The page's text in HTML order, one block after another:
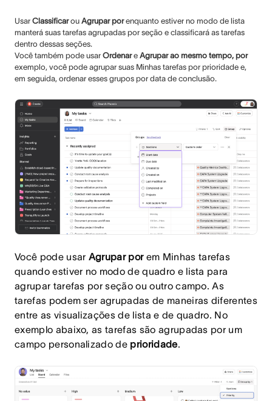
Usar Classificarou Agrupar porenquanto estiver no modo de lista
manterá suas tarefas agrupadas por seção e classificará as tarefas
dentro dessas seções.
Você também pode usar Ordenare Agrupar ao mesmo tempo, por
exemplo, você pode agrupar suas Minhas tarefas por prioridade e,
em seguida, ordenar esses grupos por data de conclusão.
Você pode usar Agrupar porem Minhas tarefas
quando estiver no modo de quadro e lista para
agrupar tarefas por seção ou outro campo.As
tarefas podem ser agrupadas de maneiras diferentes
entre as visualizações de lista e de quadro. No
exemplo abaixo, as tarefas são agrupadas por um
campo personalizado de prioridade.